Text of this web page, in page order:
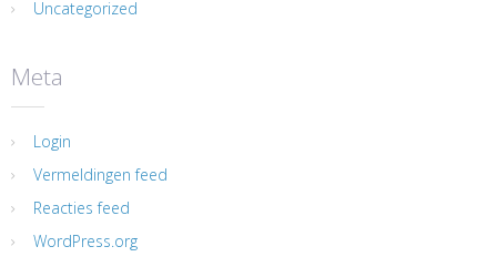
Uncategorized
Meta
Login
Vermeldingen feed
Reacties feed
WordPress.org